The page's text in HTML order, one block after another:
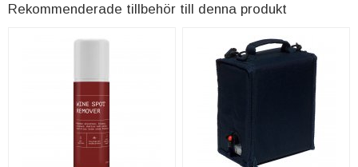
Rekommenderade tillbehör till denna produkt